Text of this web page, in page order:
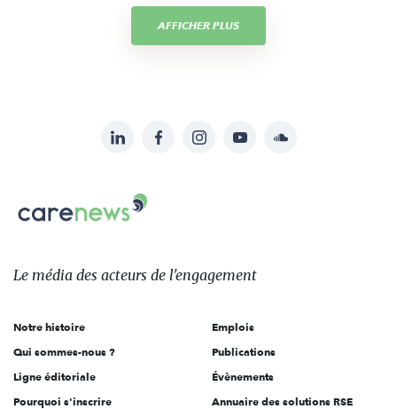
AFFICHER PLUS
sur:
LinkedInFacebookInstagramYouTubeSoundcloud
Le
des
l'engagement
Le média des acteurs de l'engagement
Notre histoire
Qui sommes-nous ?
Ligne éditoriale
Pourquoi s'inscrire
Emplois
Publications
Évènements
Annuaire des solutions RSE